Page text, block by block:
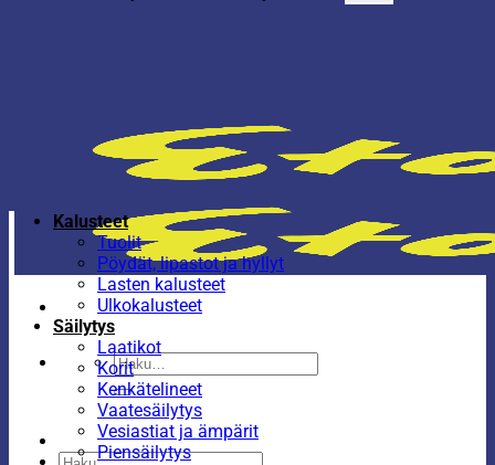
Etsi:
Kalusteet
Tuolit
Pöydät, lipastot ja hyllyt
Lasten kalusteet
Ulkokalusteet
Säilytys
Laatikot
Korit
Kenkätelineet
Vaatesäilytys
Vesiastiat ja ämpärit
Piensäilytys